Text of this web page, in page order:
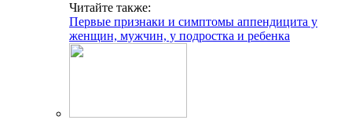
Читайте также:
Первые признаки и симптомы аппендицита у
женщин, мужчин, у подростка и ребенка